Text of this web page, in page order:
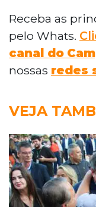
Receba as
pelo Whats.
canal do
nossas redes
VEJA